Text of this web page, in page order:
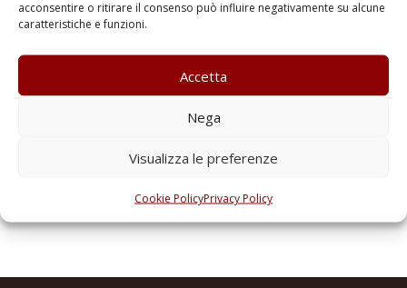
acconsentire o ritirare il consenso può influire negativamente su alcune
caratteristiche e funzioni.
Accetta
Nega
Visualizza le preferenze
Cookie PolicyPrivacy Policy
Articoli recenti